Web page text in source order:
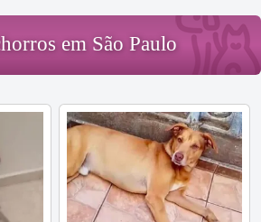
em São Paulo